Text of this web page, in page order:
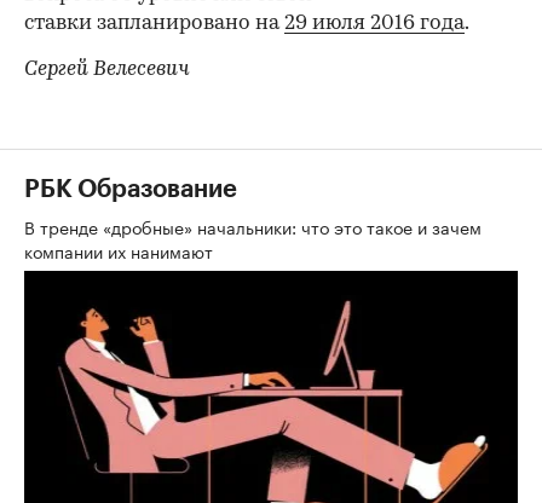
ставки запланировано на29 июля 2016 года.
Сергей Велесевич
РБК Образование
В тренде «дробные» начальники: что это такое и зачем
компании их нанимают